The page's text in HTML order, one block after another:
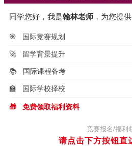
同学您好，我是翰林老师 ，为您提供
🎯 国际竞赛规划
🚀 留学背景提升
📚 国际课程备考
🏫 国际学校择校
🎁 免费领取福利资料
竞赛报名/福利
请点击下方按钮直